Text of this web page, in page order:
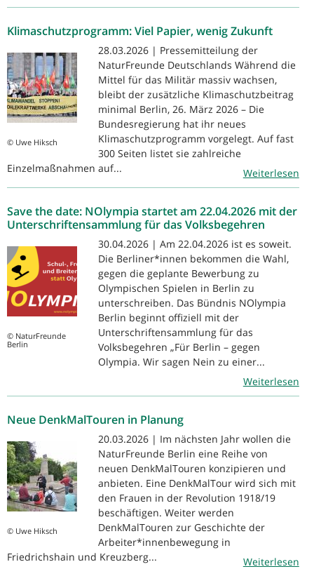
Klimaschutzprogramm: Viel Papier, wenig Zukunft
© Uwe Hiksch
28.03.2026 | Pressemitteilung der
NaturFreunde Deutschlands Während die
Mittel für das Militär massiv wachsen,
bleibt der zusätzliche Klimaschutzbeitrag
minimal Berlin, 26. März 2026 – Die
Bundesregierung hat ihr neues
Klimaschutzprogramm vorgelegt. Auf fast
300 Seiten listet sie zahlreiche
Einzelmaßnahmen auf...
Weiterlesen
Save the date: NOlympia startet am 22.04.2026 mit der
Unterschriftensammlung für das Volksbegehren
© NaturFreunde
Berlin
30.04.2026 | Am 22.04.2026 ist es soweit.
Die Berliner*innen bekommen die Wahl,
gegen die geplante Bewerbung zu
Olympischen Spielen in Berlin zu
unterschreiben. Das Bündnis NOlympia
Berlin beginnt offiziell mit der
Unterschriftensammlung für das
Volksbegehren „Für Berlin – gegen
Olympia. Wir sagen Nein zu einer...
Weiterlesen
Neue DenkMalTouren in Planung
© Uwe Hiksch
20.03.2026 | Im nächsten Jahr wollen die
NaturFreunde Berlin eine Reihe von
neuen DenkMalTouren konzipieren und
anbieten. Eine DenkMalTour wird sich mit
den Frauen in der Revolution 1918/19
beschäftigen. Weiter werden
DenkMalTouren zur Geschichte der
Arbeiter*innenbewegung in
Friedrichshain und Kreuzberg...
Weiterlesen